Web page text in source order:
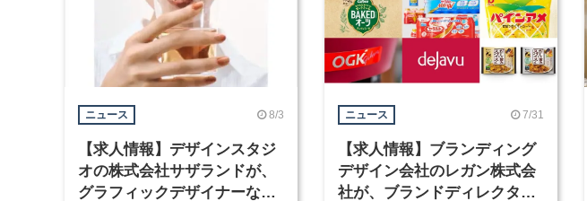
ニュース 8/3
【求人情報】デザインスタジ
オの株式会社サザランドが、
グラフィックデザイナーなど2
ニュース 7/31
【求人情報】ブランディング
デザイン会社のレガン株式会
社が、ブランドディレクター